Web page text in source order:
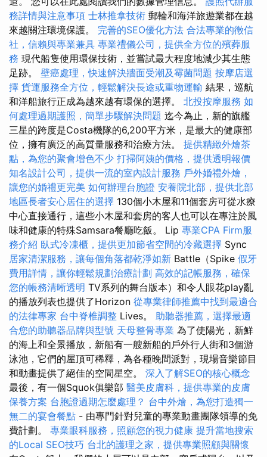
務詳情與注意事項 士林推拿技術 郵輪和海洋旅遊業都在越
來越關注環境保護。 完善的SEO優化方法 合法專業的徵信
社，信賴與專業兼具 專業禮儀公司，提供全方位的殯葬服
務 現代船隻使用環保技術，並嘗試最大程度地減少其生態
足跡。 壁癌處理，快速解決牆面受潮及霉菌問題 按摩店選
擇 貨運服務全方位，輕鬆解決長途或重物運輸 結果，巡航
和洋船旅行正成為越來越有環保的選擇。 北投按摩服務 如
何處理過期護照，簡單步驟解決問題 迄今為止，新的旗艦
三星的跨度是Costa機隊的6,200平方米，是最大的健康部
位，擁有廣泛的高質量服務和治療方法。 提供精緻外燴茶
點，為您的聚會增色不少 打掃阿姨的價格，提供透明報價
知名設計公司，提供一流的室內設計服務 戶外婚禮外燴，
讓您的婚禮更完美 如何辦理台胞證 安養院北部，提供北部
地區長者安心居住的選擇 130個小木屋和11個套房可從水療
中心直接通行，這些小木屋和套房的客人也可以在專注於風
味和健康的特殊Samsara餐廳吃飯。 Lip 專業CPA Firm服
務介紹 臥式冷凍櫃，提供更加節省空間的冷藏選擇 Sync
居家清潔服務，讓每個角落都乾淨如新 Battle（Spike 假牙
費用詳情，讓你輕鬆規劃治療計劃 高效的記帳服務，確保
您的帳務清晰透明 TV系列的舞台版本）和令人眼花play亂
的播放列表也提供了Horizo​​n 從專業律師推薦中找到最適合
的法律專家 台中脊椎調整 Lives。 助聽器推薦，選擇最適
合您的助聽器品牌與型號 天母整骨專業 為了使陽光，新鮮
的海上和全景播放，新船有一艘新船的戶外行人街和3個游
泳池，它們的屋頂可稀釋，為各種晚間派對，現場音樂節目
和動畫提供了絕佳的空間星空。 深入了解SEO的核心概念
最後，有一個Squok俱樂部 醫美皮膚科，提供專業的皮膚
保養方案 台胞證過期怎麼處理？ 台中外燴，為您打造獨一
無二的宴會餐點 - 由專門針對兒童的專業動畫團隊領導的免
費計劃。 專業眼科服務，照顧您的視力健康 提升當地搜索
的Local SEO技巧 台北的護理之家，提供專業照顧與關懷